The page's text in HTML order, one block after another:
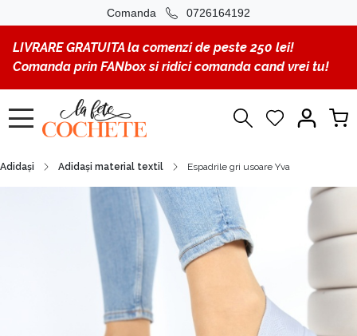
Comanda 0726164192
LIVRARE GRATUITA la comenzi de peste 250 lei!
Comanda prin FANbox si ridici comanda cand vrei tu!
Adidași Adidași material textil Espadrile gri usoare Yva